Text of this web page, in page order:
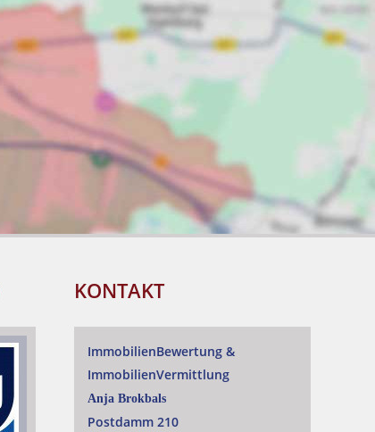
KONTAKT
ImmobilienBewertung&
ImmobilienVermittlung
Anja Brokbals
Postdamm 210